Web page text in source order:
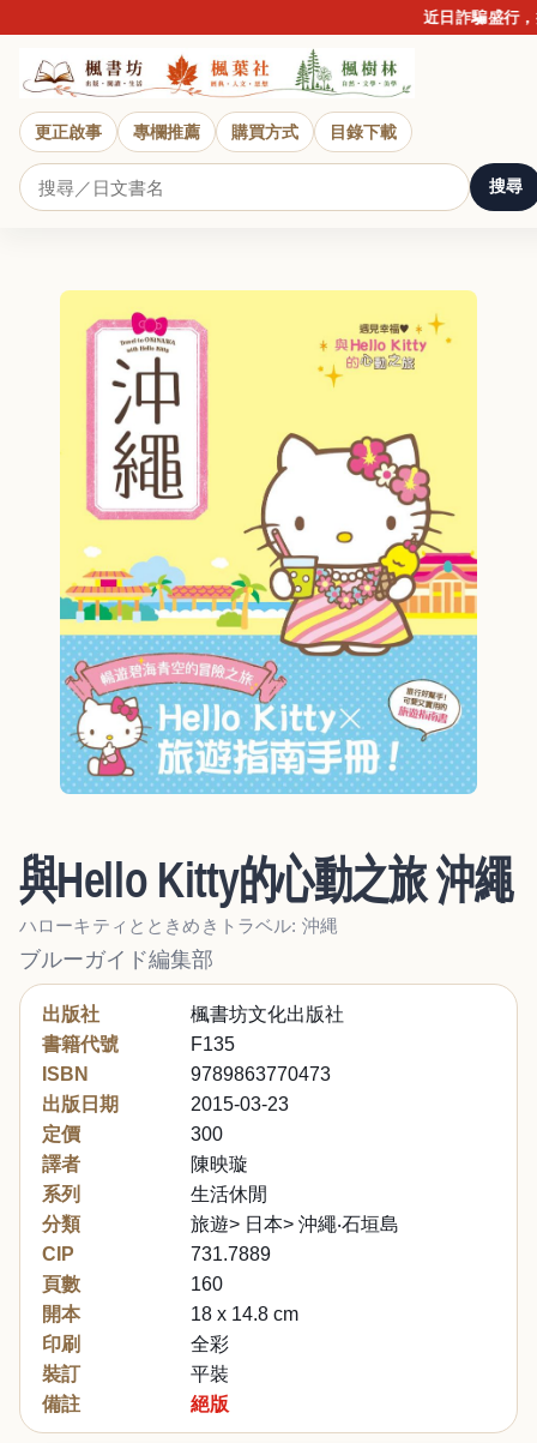
近日詐騙盛行，
更正啟事 專欄推薦 購買方式 目錄下載
搜尋
與Hello Kitty的心動之旅 沖繩
ハローキティとときめきトラベル: 沖縄
ブルーガイド編集部
出版社
楓書坊文化出版社
書籍代號
F135
ISBN
9789863770473
出版日期
2015-03-23
定價
300
譯者
陳映璇
系列
生活休閒
分類
旅遊> 日本> 沖繩‧石垣島
CIP
731.7889
頁數
160
開本
18 x 14.8 cm
印刷
全彩
裝訂
平裝
備註
絕版